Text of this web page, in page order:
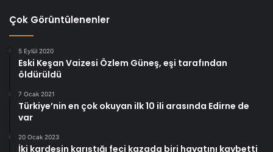
Çok Görüntülenenler
5 Eylül 2020
Eski Keşan Vaizesi Özlem Güneş, eşi tarafından
öldürüldü
7 Ocak 2021
Türkiye’nin en çok okuyan ilk 10 ili arasında Edirne de
var
20 Ocak 2023
İki kardeşin karıştığı feci kazada biri hayatını kaybetti